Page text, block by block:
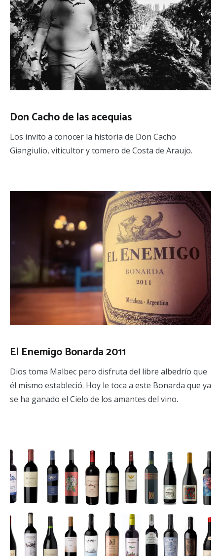
Don Cacho de las acequias
Los invito a conocer la historia de Don Cacho
Giangiulio, viticultor y tomero de Costa de Araujo.
El Enemigo Bonarda 2011
Dios toma Malbec pero disfruta del libre albedrío que
él mismo estableció. Hoy le toca a este Bonarda que ya
se ha ganado el Cielo de los amantes del vino.